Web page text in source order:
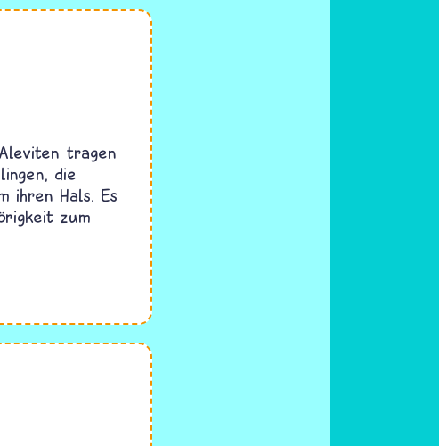
tragen
die
ihren Hals. Es
zum